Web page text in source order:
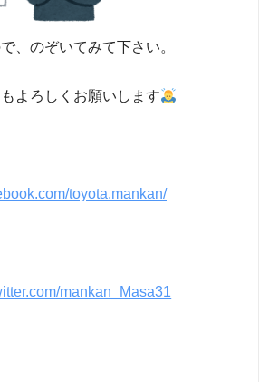
、のぞいてみて下さい。
よろしくお願いします
toyota.mankan/
mankan_Masa31